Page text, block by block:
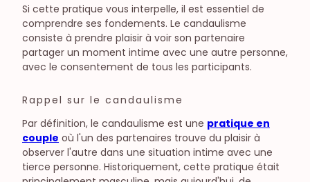
Si cette pratique vous interpelle, il est essentiel de
comprendre ses fondements. Le candaulisme
consiste à prendre plaisir à voir son partenaire
partager un moment intime avec une autre personne,
avec le consentement de tous les participants.
Rappel sur le candaulisme
Par définition, le candaulisme est une pratique en
couple où l'un des partenaires trouve du plaisir à
observer l'autre dans une situation intime avec une
tierce personne. Historiquement, cette pratique était